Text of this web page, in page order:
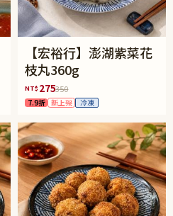
【宏裕行】澎湖紫菜花
枝丸360g
NT$ 275350
7.9折 新上架 冷凍